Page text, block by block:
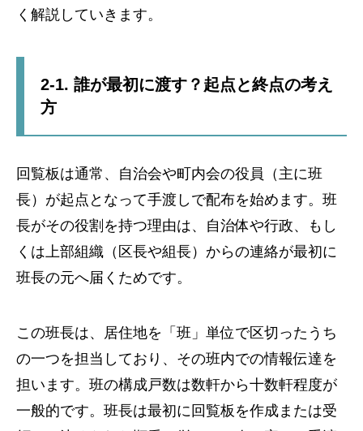
く解説していきます。
2-1. 誰が最初に渡す？起点と終点の考え
方
回覧板は通常、自治会や町内会の役員（主に班
長）が起点となって手渡しで配布を始めます。班
長がその役割を持つ理由は、自治体や行政、もし
くは上部組織（区長や組長）からの連絡が最初に
班長の元へ届くためです。
この班長は、居住地を「班」単位で区切ったうち
の一つを担当しており、その班内での情報伝達を
担います。班の構成戸数は数軒から十数軒程度が
一般的です。班長は最初に回覧板を作成または受